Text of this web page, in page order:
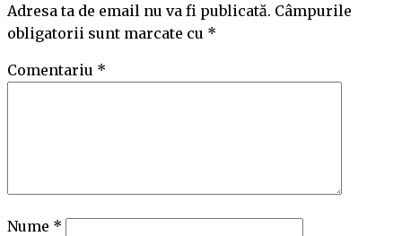
Adresa ta de email nu va fi publicată. Câmpurile
obligatorii sunt marcate cu *
Comentariu *
Nume *